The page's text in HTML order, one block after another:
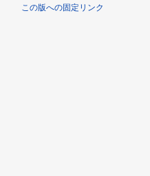
この版への固定リンク